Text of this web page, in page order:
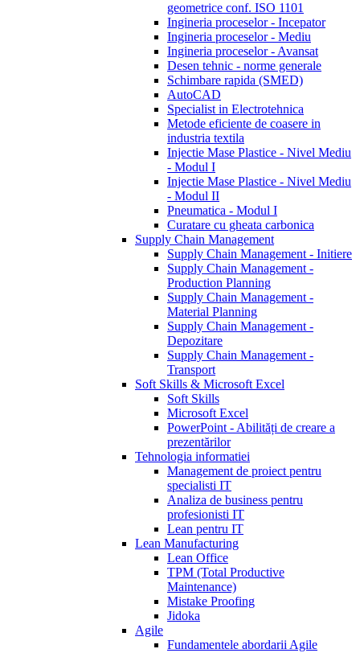
geometrice conf. ISO 1101
Ingineria proceselor - Incepator
Ingineria proceselor - Mediu
Ingineria proceselor - Avansat
Desen tehnic - norme generale
Schimbare rapida (SMED)
AutoCAD
Specialist in Electrotehnica
Metode eficiente de coasere in
industria textila
Injectie Mase Plastice - Nivel Mediu
- Modul I
Injectie Mase Plastice - Nivel Mediu
- Modul II
Pneumatica - Modul I
Curatare cu gheata carbonica
Supply Chain Management
Supply Chain Management - Initiere
Supply Chain Management -
Production Planning
Supply Chain Management -
Material Planning
Supply Chain Management -
Depozitare
Supply Chain Management -
Transport
Soft Skills & Microsoft Excel
Soft Skills
Microsoft Excel
PowerPoint - Abilități de creare a
prezentărilor
Tehnologia informatiei
Management de proiect pentru
specialisti IT
Analiza de business pentru
profesionisti IT
Lean pentru IT
Lean Manufacturing
Lean Office
TPM (Total Productive
Maintenance)
Mistake Proofing
Jidoka
Agile
Fundamentele abordarii Agile